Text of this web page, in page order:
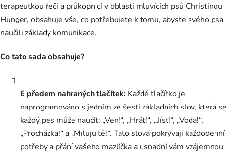
terapeutkou řeči a průkopnicí v oblasti mluvících psů Christinou
Hunger, obsahuje vše, co potřebujete k tomu, abyste svého psa
naučili základy komunikace.
Co tato sada obsahuje?
6 předem nahraných tlačítek: Každé tlačítko je
naprogramováno s jedním ze šesti základních slov, která se
každý pes může naučit: „Ven!“, „Hrát!“, „Jíst!“, „Voda!“,
„Procházka!“ a „Miluju tě!“. Tato slova pokrývají každodenní
potřeby a přání vašeho mazlíčka a usnadní vám vzájemnou